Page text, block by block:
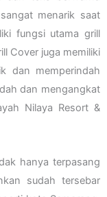
menarik saat
fungsi utama grill
Cover juga memiliki
dan memperindah
dan mengangkat
Nilaya Resort &
hanya terpasang
sudah tersebar